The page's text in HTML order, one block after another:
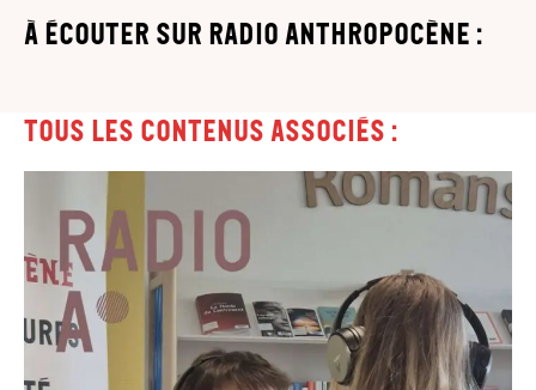
à écouter sur Radio Anthropocène :
Tous les contenus associés :